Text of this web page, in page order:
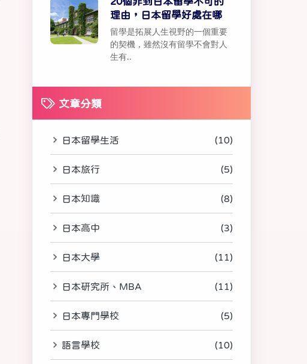
理由，日本留學好處在哪
留學是拓展人生視野的一個重要
的契機，雖然沒有留學不會對人
生有..
文章分類
日本留學生活 (10)
日本旅行 (5)
日本知識 (8)
日本高中 (3)
日本大學 (11)
日本研究所、MBA (11)
日本專門學校 (5)
語言學校 (10)